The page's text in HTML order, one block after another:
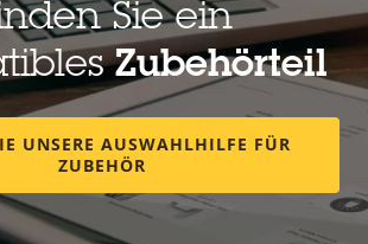
Sie ein
Zubehörteil
UNSERE AUSWAHLHILFE FÜR
ZUBEHÖR